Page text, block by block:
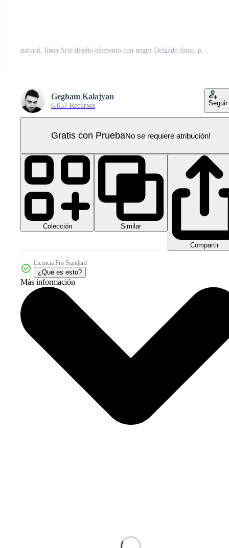
natural, línea Arte diseño elemento con negro Delgado línea. png con transparente antecedentes PNG Pro
Gegham Kalajyan
6.657 Recursos Seguir
Gratis con PruebaNo se requiere atribución!
Colección Similar
Compartir
Licencia Pro Standard
¿Qué es esto?
Más información